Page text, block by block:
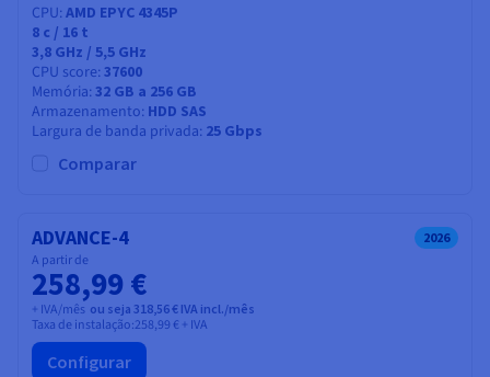
CPU AMD EPYC 4345P
8 c / 16 t
3,8 GHz / 5,5 GHz
CPU score 37600
Memória 32 GB a 256 GB
Armazenamento HDD SAS
Largura de banda privada 25 Gbps
Comparar
ADVANCE-4 2026
A partir de
258,99 €
+ IVA/mês ou seja 318,56 € IVA incl./mês
Taxa de instalação:258,99 € + IVA
Configurar